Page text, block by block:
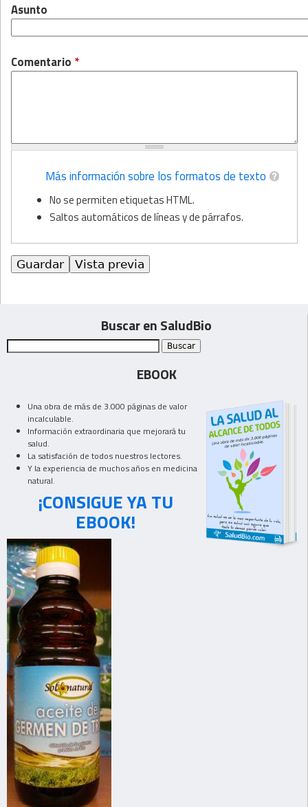
Asunto
Comentario *
Más información sobre los formatos de texto
No se permiten etiquetas HTML.
Saltos automáticos de líneas y de párrafos.
Buscar en SaludBio
EBOOK
Una obra de más de 3.000 páginas de valor
incalculable.
Información extraordinaria que mejorará tu
salud.
La satisfación de todos nuestros lectores.
Y la experiencia de muchos años en medicina
natural.
¡CONSIGUE YA TU
EBOOK!